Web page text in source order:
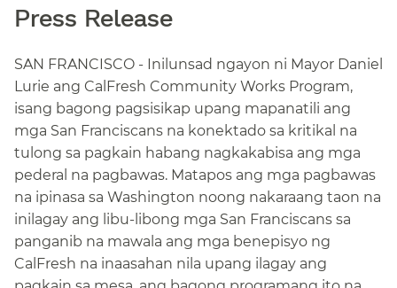
Press Release​​
SAN FRANCISCO - Inilunsad ngayon ni Mayor Daniel
Lurie ang CalFresh Community Works Program,
isang bagong pagsisikap upang mapanatili ang
mga San Franciscans na konektado sa kritikal na
tulong sa pagkain habang nagkakabisa ang mga
pederal na pagbawas. Matapos ang mga pagbawas
na ipinasa sa Washington noong nakaraang taon na
inilagay ang libu-libong mga San Franciscans sa
panganib na mawala ang mga benepisyo ng
CalFresh na inaasahan nila upang ilagay ang